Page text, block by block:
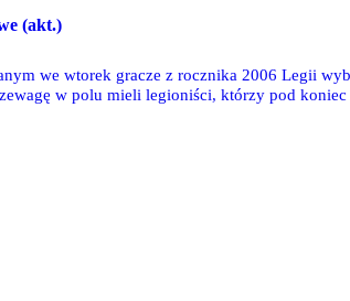
(akt.)
we wtorek gracze z rocznika 2006 Legii
w polu mieli legioniści, którzy pod